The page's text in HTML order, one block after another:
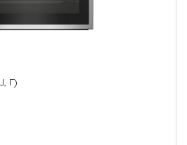
Г)